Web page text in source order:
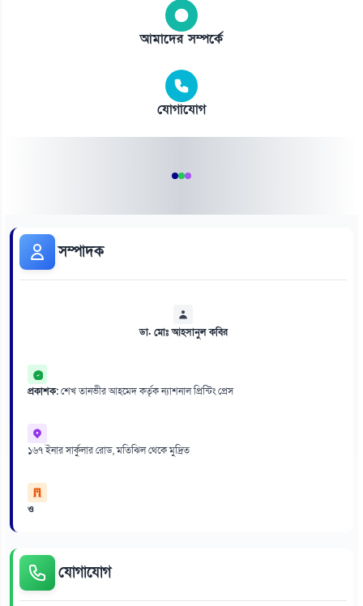
আমাদের সম্পর্কে
যোগাযোগ
সম্পাদক
ডা. মোঃ আহসানুল কবির
প্রকাশক:শেখ তানভীর আহমেদ কর্তৃক ন্যাশনাল প্রিন্টিং প্রেস
১৬৭ ইনার সার্কুলার রোড, মতিঝিল থেকে মুদ্রিত
ও
যোগাযোগ